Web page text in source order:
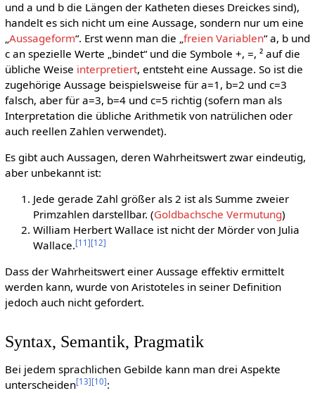
und a und b die Längen der Katheten dieses Dreickes sind),
handelt es sich nicht um eine Aussage, sondern nur um eine
Aussageform“. Erst wenn man die „ freien Variablen“ a, b und
c an spezielle Werte „bindet“ und die Symbole +, =, ² auf die
übliche Weise interpretiert, entsteht eine Aussage. So ist die
zugehörige Aussage beispielsweise für a=1, b=2 und c=3
falsch, aber für a=3, b=4 und c=5 richtig (sofern man als
Interpretation die übliche Arithmetik von natrülichen oder
auch reellen Zahlen verwendet).
Es gibt auch Aussagen, deren Wahrheitswert zwar eindeutig,
aber unbekannt ist:
Jede gerade Zahl größer als 2 ist als Summe zweier
Primzahlen darstellbar. (Goldbachsche Vermutung)
William Herbert Wallace ist nicht der Mörder von Julia
Wallace.[11 ][12]
Dass der Wahrheitswert einer Aussage effektiv ermittelt
werden kann, wurde von Aristoteles in seiner Definition
jedoch auch nicht gefordert.
Syntax, Semantik, Pragmatik
Bei jedem sprachlichen Gebilde kann man drei Aspekte
unterscheiden[13][10]: